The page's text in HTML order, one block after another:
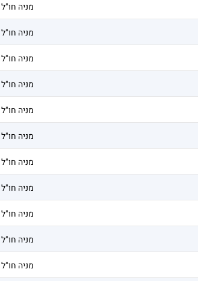
מניה חו"ל
מניה חו"ל
מניה חו"ל
מניה חו"ל
מניה חו"ל
מניה חו"ל
מניה חו"ל
מניה חו"ל
מניה חו"ל
מניה חו"ל
מניה חו"ל